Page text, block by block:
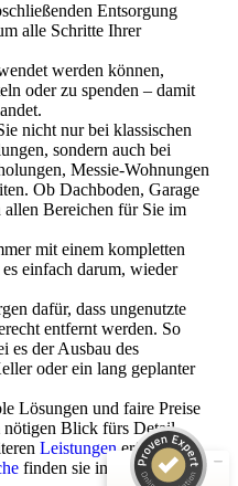
Entsorgung
alle Schritte Ihrer
werden können,
oder zu spenden – damit
nicht nur bei klassischen
sondern auch bei
Messie-Wohnungen
Ob Dachboden, Garage
Bereichen für Sie im
mit einem kompletten
einfach darum, wieder
dafür, dass ungenutzte
entfernt werden. So
es der Ausbau des
oder ein lang geplanter
Lösungen und faire Preise
nötigen Blick fürs Detail.
Leistungen erfahren.
finden sie in der
und Erfahrungen zu
Die Rümpel Crew
100%
Empfehlungen auf
ProvenExpert.com
GUT
/ 5,00
6